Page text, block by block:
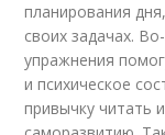
планирования
своих задачах.
упражнения
и психическое
привычку читать